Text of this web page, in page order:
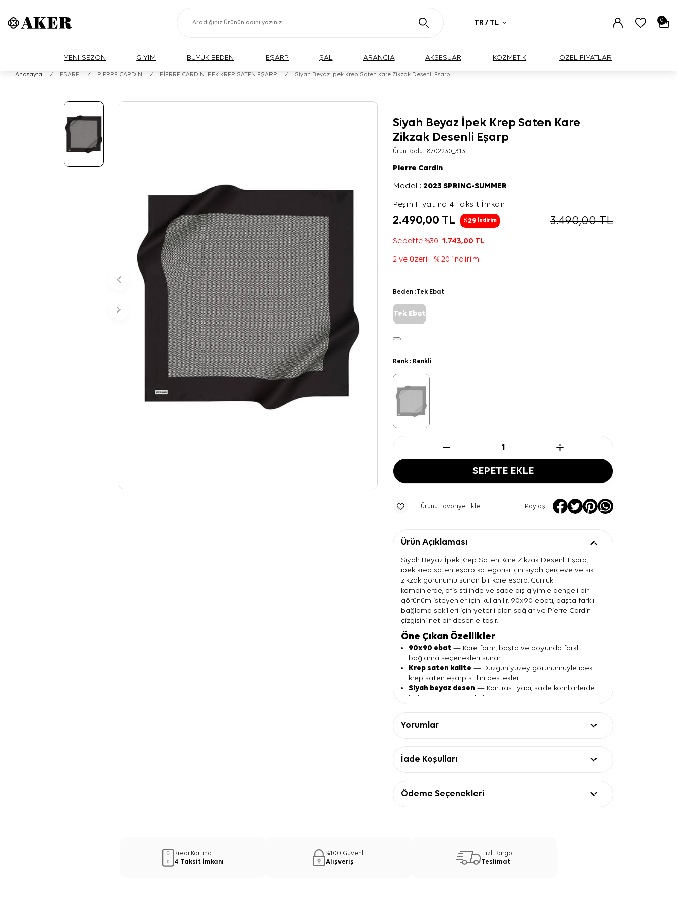
TR / TL 0
YENİ SEZON GİYİM BÜYÜK BEDEN EŞARP ŞAL ARANCIA AKSESUAR KOZMETİK ÖZEL FİYATLAR
Anasayfa / EŞARP / PIERRE CARDIN / PİERRE CARDİN İPEK KREP SATEN EŞARP / Siyah Beyaz İpek Krep Saten Kare Zikzak Desenli Eşarp
Siyah Beyaz İpek Krep Saten Kare
Zikzak Desenli Eşarp
Ürün Kodu : 8702230_313
Pierre Cardin
Model :2023 SPRING-SUMMER
Peşin Fiyatına 4 Taksit İmkanı
2.490,00 TL %29 İndirim 3.490,00TL
Sepette %301.743,00 TL
2 ve üzeri +% 20 indirim
Beden :Tek Ebat
Tek Ebat
Renk : Renkli
SEPETE EKLE
Ürünü Favoriye Ekle Paylaş
Ürün Açıklaması
Siyah Beyaz İpek Krep Saten Kare Zikzak Desenli Eşarp,
ipek krep saten eşarp kategorisi için siyah çerçeve ve sık
zikzak görünümü sunan bir kare eşarp. Günlük
kombinlerde, ofis stilinde ve sade dış giyimle dengeli bir
görünüm isteyenler için kullanılır. 90x90 ebatı, başta farklı
bağlama şekilleri için yeterli alan sağlar ve Pierre Cardin
çizgisini net bir desenle taşır.
Öne Çıkan Özellikler
90x90 ebat — Kare form, başta ve boyunda farklı
bağlama seçenekleri sunar.
Krep saten kalite — Düzgün yüzey görünümüyle ipek
krep saten eşarp stilini destekler.
Siyah beyaz desen — Kontrast yapı, sade kombinlerde
belirgin ama dengeli durur.
Geniş siyah bordür
Ürün Detayları
Kalite
Krep saten eşarp
Yorumlar
İade Koşulları
Ödeme Seçenekleri
Kredi Kartına
4 Taksit İmkanı
%100 Güvenli
Alışveriş
Hızlı Kargo
Teslimat